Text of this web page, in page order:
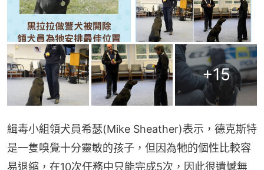
+15
緝毒小組領犬員希瑟(Mike Sheather)表示，德克斯特
是一隻嗅覺十分靈敏的孩子，但因為牠的個性比較容
易退縮，在10次任務中只能完成5次，因此很遺憾無